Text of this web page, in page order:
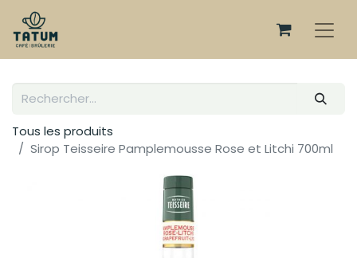
Tous les produits
Sirop Teisseire Pamplemousse Rose et Litchi 700ml